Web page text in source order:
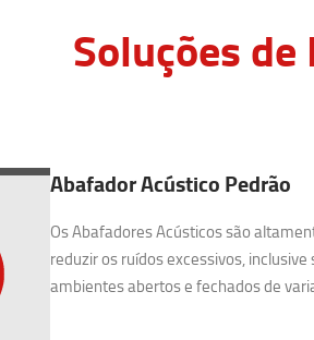
Soluções
Abafador Acústico Pedrão
Os Abafadores Acústicos são
reduzir os ruídos excessivos,
ambientes abertos e fechados de